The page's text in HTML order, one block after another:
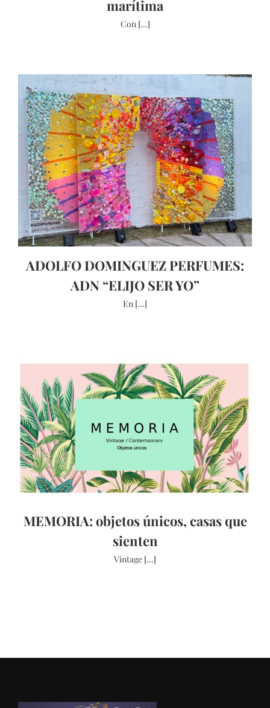
marítima
Con [...]
ADOLFO DOMINGUEZ PERFUMES:
ADN “ELIJO SER YO”
En [...]
MEMORIA: objetos únicos, casas que
sienten
Vintage [...]